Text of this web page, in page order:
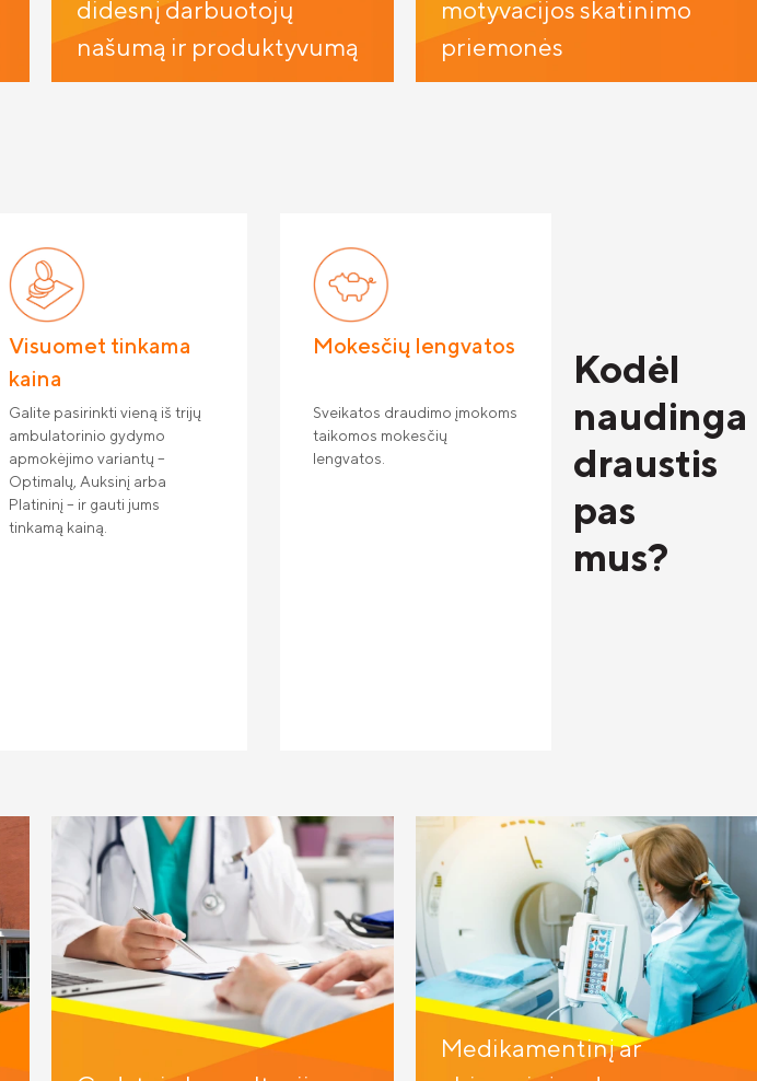
didesnį darbuotojų
našumą ir produktyvumą
motyvacijos skatinimo
priemonės
Visuomet tinkama
kaina
Galite pasirinkti vieną iš trijų
ambulatorinio gydymo
apmokėjimo variantų –
Optimalų, Auksinį arba
Platininį – ir gauti jums
tinkamą kainą.
Mokesčių lengvatos
Sveikatos draudimo įmokoms
taikomos mokesčių
lengvatos.
Kodėl
naudinga
draustis
pas
mus?
Medikamentinį ar